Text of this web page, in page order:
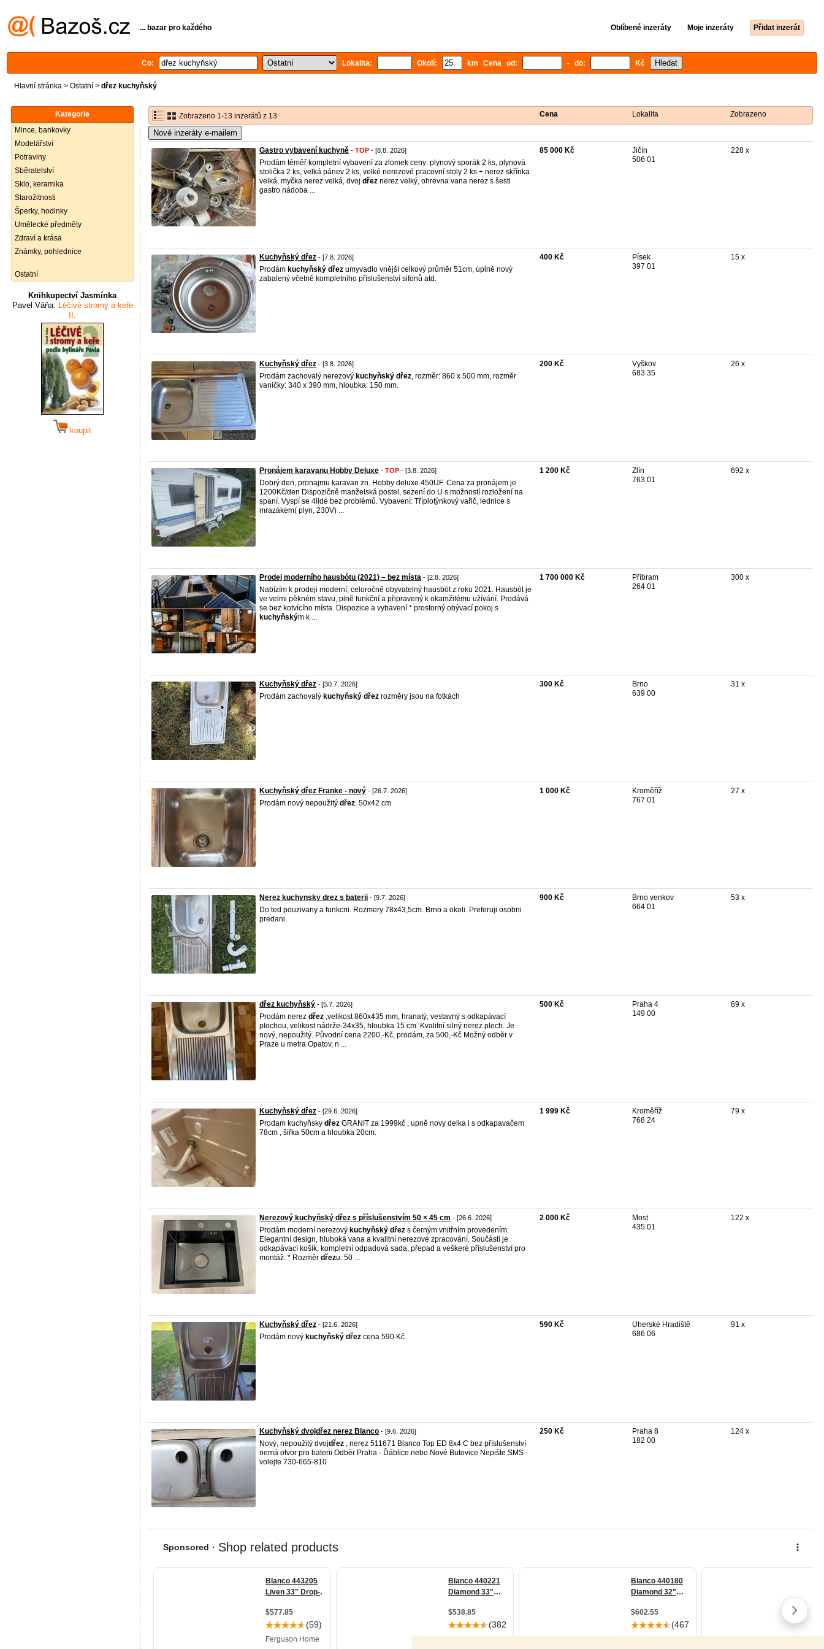
... bazar pro každého Oblíbené inzeráty Moje inzeráty Přidat inzerát
Co: Lokalita: Okolí: km Cena od: - do: Kč
Hlavní stránka > Ostatní > dřez kuchyňský
Kategorie
Mince, bankovky
Modelářství
Potraviny
Sběratelství
Sklo, keramika
Starožitnosti
Šperky, hodinky
Umělecké předměty
Zdraví a krása
Známky, pohlednice
Ostatní
Knihkupectví Jasmínka
Pavel Váňa: Léčivé stromy a keře
II.
koupit
Zobrazeno 1-13 inzerátů z 13 Cena Lokalita Zobrazeno
Nové inzeráty e-mailem
Gastro vybavení kuchyně - TOP - [8.8. 2026]
Prodám téměř kompletní vybavení za zlomek ceny: plynový sporák 2 ks, plynová
stolička 2 ks, velká pánev 2 ks, velké nerezové pracovní stoly 2 ks + nerez skřínka
velká, myčka nerez velká, dvoj dřez nerez velký, ohrevna vana nerez s šesti
gastro nádoba ...
85 000 Kč
Jičín
506 01
228 x
Kuchyňský dřez - [7.8. 2026]
Prodám kuchyňský dřez umyvadlo vnější celkový průměr 51cm, úplně nový
zabalený včetně kompletního příslušenství sifonů atd.
400 Kč
Písek
397 01
15 x
Kuchyňský dřez - [3.8. 2026]
Prodám zachovalý nerezový kuchyňský dřez, rozměr: 860 x 500 mm, rozměr
vaničky: 340 x 390 mm, hloubka: 150 mm.
200 Kč
Vyškov
683 35
26 x
Pronájem karavanu Hobby Deluxe - TOP - [3.8. 2026]
Dobrý den, pronajmu karavan zn. Hobby deluxe 450UF. Cena za pronájem je
1200Kč/den Dispozičně manželská postel, sezení do U s možností rozložení na
spaní. Vyspí se 4lidé bez problémů. Vybavení: Tříplotýnkový vařič, lednice s
mrazákem( plyn, 230V) ...
1 200 Kč
Zlín
763 01
692 x
Prodej moderního hausbótu (2021) – bez místa - [2.8. 2026]
Nabízím k prodeji moderní, celoročně obyvatelný hausbót z roku 2021. Hausbót je
ve velmi pěkném stavu, plně funkční a připravený k okamžitému užívání. Prodává
se bez kotvícího místa. Dispozice a vybavení * prostorný obývací pokoj s
kuchyňským k ...
1 700 000 Kč
Příbram
264 01
300 x
Kuchyňský dřez - [30.7. 2026]
Prodám zachovalý kuchyňský dřez rozměry jsou na fotkách
300 Kč
Brno
639 00
31 x
Kuchyňský dřez Franke - nový - [26.7. 2026]
Prodám nový nepoužitý dřez. 50x42 cm
1 000 Kč
Kroměříž
767 01
27 x
Nerez kuchynsky drez s baterii - [9.7. 2026]
Do ted pouzivany a funkcni. Rozmery 78x43,5cm. Brno a okoli. Preferuji osobni
predani.
900 Kč
Brno venkov
664 01
53 x
dřez kuchyňský - [5.7. 2026]
Prodám nerez dřez ,velikost 860x435 mm, hranatý, vestavný s odkapávací
plochou, velikost nádrže-34x35, hloubka 15 cm. Kvalitní silný nerez plech. Je
nový, nepoužitý. Původní cena 2200,-Kč, prodám, za 500,-Kč Možný odběr v
Praze u metra Opatov, n ...
500 Kč
Praha 4
149 00
69 x
Kuchyňský dřez - [29.6. 2026]
Prodam kuchyňsky dřez GRANIT za 1999kč , upnĕ novy delka i s odkapavačem
78cm , šiřka 50cm a hloubka 20cm.
1 999 Kč
Kroměříž
768 24
79 x
Nerezový kuchyňský dřez s příslušenstvím 50 × 45 cm - [26.6. 2026]
Prodám moderní nerezový kuchyňský dřez s černým vnitřním provedením.
Elegantní design, hluboká vana a kvalitní nerezové zpracování. Součástí je
odkapávací košík, kompletní odpadová sada, přepad a veškeré příslušenství pro
montáž. * Rozměr dřezu: 50 ...
2 000 Kč
Most
435 01
122 x
Kuchyňský dřez - [21.6. 2026]
Prodám nový kuchyňský dřez cena 590 Kč
590 Kč
Uherské Hradiště
686 06
91 x
Kuchyňský dvojdřez nerez Blanco - [9.6. 2026]
Nový, nepoužitý dvojdřez , nerez 511671 Blanco Top ED 8x4 C bez příslušenství
nemá otvor pro baterii Odběr Praha - Ďáblice nebo Nové Butovice Nepište SMS -
volejte 730-665-810
250 Kč
Praha 8
182 00
124 x